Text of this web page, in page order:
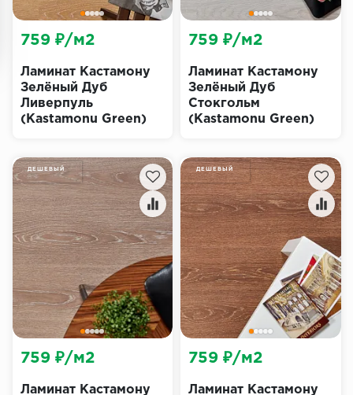
Ламинат Кастамону
Зелёный Дуб
Ливерпуль
(Kastamonu Green)
759 ₽/м2
Ламинат Кастамону
Зелёный Дуб
Стокгольм
(Kastamonu Green)
759 ₽/м2
ДЕШЕВЫЙ
Ламинат Кастамону
759 ₽/м2
ДЕШЕВЫЙ
Ламинат Кастамону
759 ₽/м2